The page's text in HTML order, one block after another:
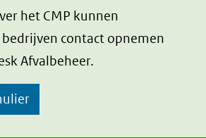
het CMP kunnen
contact opnemen
Afvalbeheer.